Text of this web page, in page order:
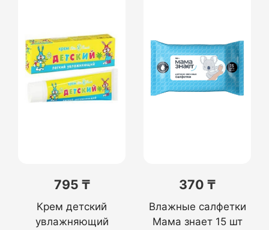
795 ₸
Крем детский
увлажняющий
370 ₸
Влажные салфетки
Мама знает 15 шт